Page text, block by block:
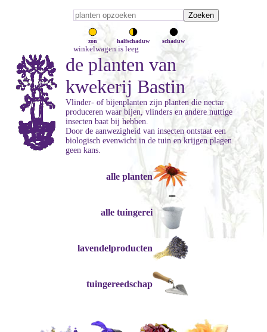
zon halfschaduw schaduw
winkelwagen is leeg
de planten van
kwekerij Bastin
Vlinder- of bijenplanten zijn planten die nectar
produceren waar bijen, vlinders en andere nuttige
insecten baat bij hebben.
Door de aanwezigheid van insecten ontstaat een
biologisch evenwicht in de tuin en krijgen plagen
geen kans.
alle planten
alle tuingerei
lavendelproducten
tuingereedschap